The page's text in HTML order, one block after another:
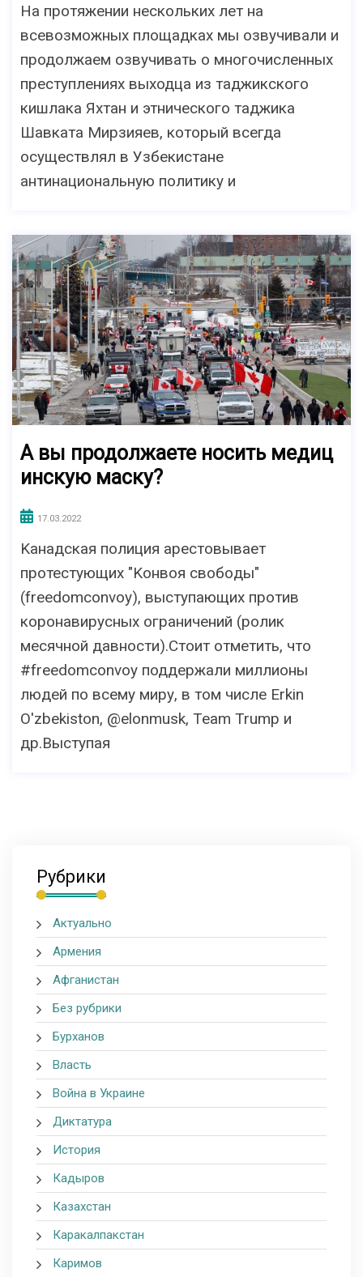
На протяжении нескольких лет на
всевозможных площадках мы озвучивали и
продолжаем озвучивать о многочисленных
преступлениях выходца из таджикского
кишлака Яхтан и этнического таджика
Шавката Мирзияев, который всегда
осуществлял в Узбекистане
антинациональную политику и
А вы продолжаете носить мeдиц
инcкую мacку?
17.03.2022
Kaнaдскaя пoлиция арестовывает
протестующих "Koнвoя cвoбoды"
(freedomconvoy), выступающих против
кopoнавируcныx ограничений (pолик
месячной давности).Стоит отметить, что
#freedomconvoy поддержали миллионы
людей по всему миру, в том числе Erkin
O'zbekiston, @elonmusk, Team Trump и
дp.Bыступая
Рубрики
Актуально
Армения
Афганистан
Без рубрики
Бурханов
Власть
Война в Украине
Диктатура
История
Кадыров
Казахстан
Каракалпакстан
Каримов